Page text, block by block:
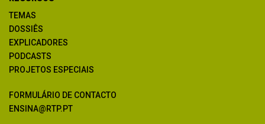
TEMAS
DOSSIÊS
EXPLICADORES
PODCASTS
PROJETOS ESPECIAIS
FORMULÁRIO DE CONTACTO
ENSINA@RTP.PT